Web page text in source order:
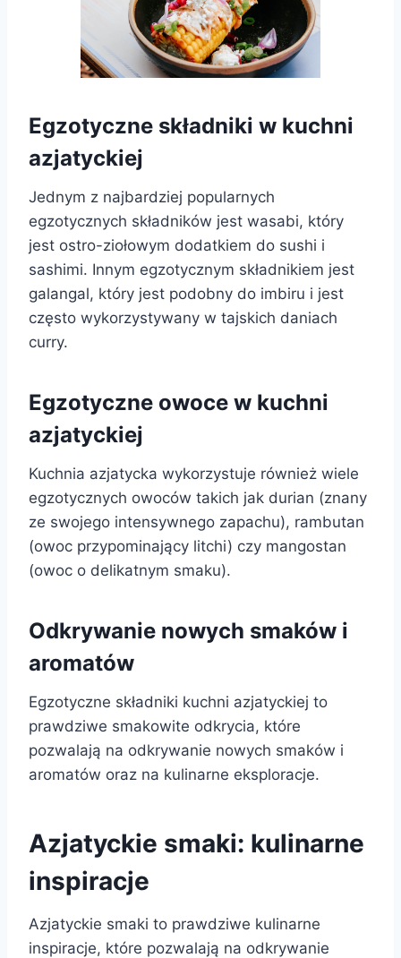
Egzotyczne składniki w kuchni
azjatyckiej
Jednym z najbardziej popularnych
egzotycznych składników jest wasabi, który
jest ostro-ziołowym dodatkiem do sushi i
sashimi. Innym egzotycznym składnikiem jest
galangal, który jest podobny do imbiru i jest
często wykorzystywany w tajskich daniach
curry.
Egzotyczne owoce w kuchni
azjatyckiej
Kuchnia azjatycka wykorzystuje również wiele
egzotycznych owoców takich jak durian (znany
ze swojego intensywnego zapachu), rambutan
(owoc przypominający litchi) czy mangostan
(owoc o delikatnym smaku).
Odkrywanie nowych smaków i
aromatów
Egzotyczne składniki kuchni azjatyckiej to
prawdziwe smakowite odkrycia, które
pozwalają na odkrywanie nowych smaków i
aromatów oraz na kulinarne eksploracje.
Azjatyckie smaki: kulinarne
inspiracje
Azjatyckie smaki to prawdziwe kulinarne
inspiracje, które pozwalają na odkrywanie